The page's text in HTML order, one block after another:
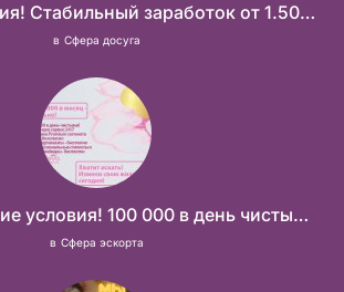
Лучшие условия! Стабильный заработок от 1.500.000₽
в Сфера досуга
Москва! Лучшие условия! 100 000 в день чистыми!
в Сфера эскорта